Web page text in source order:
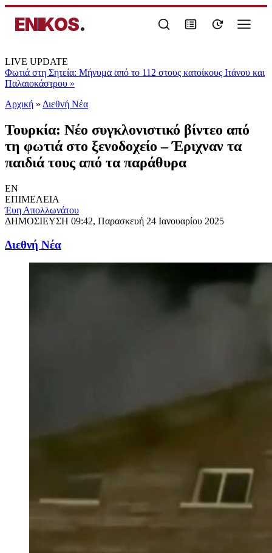
ENIKOS.
LIVE UPDATE
Φωτιά στη Σητεία: Μήνυμα από το 112 στους κατοίκους Ιτάνου και
Παλαιοκάστρου »
Αρχική » Διεθνή Νέα
Τουρκία: Νέο συγκλονιστικό βίντεο από
τη φωτιά στο ξενοδοχείο – Έριχναν τα
παιδιά τους από τα παράθυρα
EN
ΕΠΙΜΕΛΕΙΑ
Έυη Απολλωνάτου
ΔΗΜΟΣΙΕΥΣΗ 09:42, Παρασκευή 24 Ιανουαρίου 2025
Διεθνή Νέα